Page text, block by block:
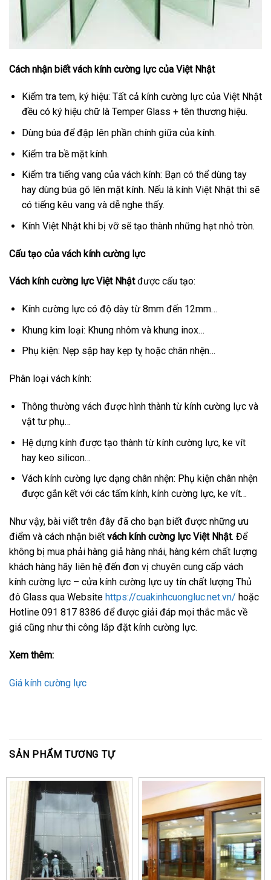
Cách nhận biết vách kính cường lực của Việt Nhật
Kiểm tra tem, ký hiệu: Tất cả kính cường lực của Việt Nhật
đều có ký hiệu chữ là Temper Glass + tên thương hiệu.
Dùng búa để đập lên phần chính giữa của kính.
Kiểm tra bề mặt kính.
Kiểm tra tiếng vang của vách kính: Bạn có thể dùng tay
hay dùng búa gõ lên mặt kính. Nếu là kính Việt Nhật thì sẽ
có tiếng kêu vang và dễ nghe thấy.
Kính Việt Nhật khi bị vỡ sẽ tạo thành những hạt nhỏ tròn.
Cấu tạo của vách kính cường lực
Vách kính cường lực Việt Nhậtđược cấu tạo:
Kính cường lực có độ dày từ 8mm đến 12mm…
Khung kim loại: Khung nhôm và khung inox…
Phụ kiện: Nẹp sập hay kẹp tỵ hoặc chân nhện…
Phân loại vách kính:
Thông thường vách được hình thành từ kính cường lực và
vật tư phụ…
Hệ dựng kính được tạo thành từ kính cường lực, ke vít
hay keo silicon…
Vách kính cường lực dạng chân nhện: Phụ kiện chân nhện
được gắn kết với các tấm kính, kính cường lực, ke vít…
Như vậy, bài viết trên đây đã cho bạn biết được những ưu
điểm và cách nhận biết vách kính cường lực Việt Nhật. Để
không bị mua phải hàng giả hàng nhái, hàng kém chất lượng
khách hàng hãy liên hệ đến đơn vị chuyên cung cấp vách
kính cường lực – cửa kính cường lực uy tín chất lượng Thủ
đô Glass qua Website https://cuakinhcuongluc.net.vn/ hoặc
Hotline 091 817 8386 để được giải đáp mọi thắc mắc về
giá cũng như thi công lắp đặt kính cường lực.
Xem thêm:
Giá kính cường lực
SẢN PHẨM TƯƠNG TỰ